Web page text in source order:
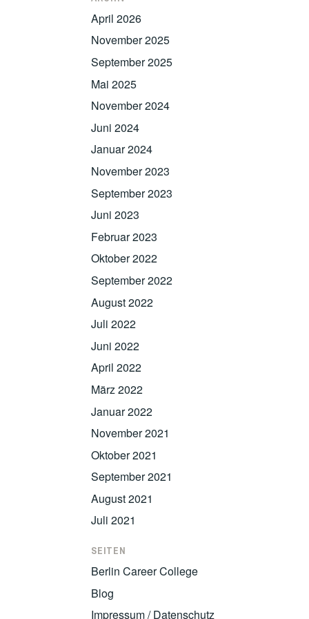
April 2026
November 2025
September 2025
Mai 2025
November 2024
Juni 2024
Januar 2024
November 2023
September 2023
Juni 2023
Februar 2023
Oktober 2022
September 2022
August 2022
Juli 2022
Juni 2022
April 2022
März 2022
Januar 2022
November 2021
Oktober 2021
September 2021
August 2021
Juli 2021
SEITEN
Berlin Career College
Blog
Impressum / Datenschutz